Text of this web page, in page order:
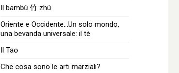
Il bambù 竹 zhú
Oriente e Occidente…Un solo mondo,
una bevanda universale: il tè
Il Tao
Che cosa sono le arti marziali?